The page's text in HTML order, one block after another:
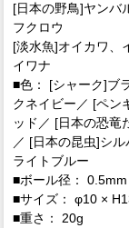
[日本の野鳥]ヤンバ
フクロウ
[淡水魚]オイカワ、
イワナ
■色： [シャーク]ブ
クネイビー／ [ペン
ッド／ [日本の恐竜
／ [日本の昆虫]シ
ライトブルー
■ボール径： 0.5mm
■サイズ： φ10 ×
■重さ： 20g